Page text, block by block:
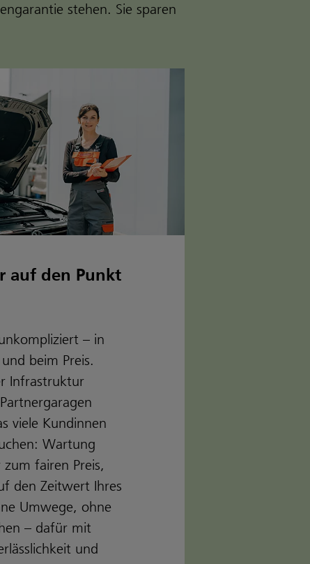
stehen. Sie sparen
auf den Punkt
– in
beim Preis.
Infrastruktur
viele Kundinnen
Wartung
fairen Preis,
den Zeitwert Ihres
Umwege, ohne
– dafür mit
und